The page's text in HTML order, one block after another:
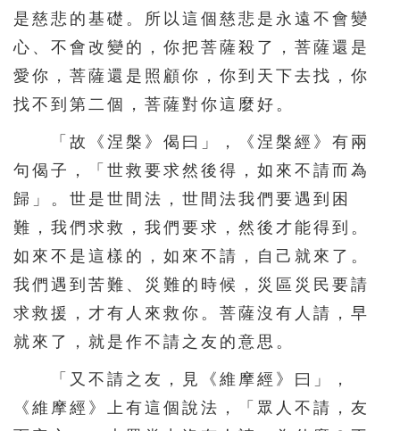
是慈悲的基礎。所以這個慈悲是永遠不會變
心、不會改變的，你把菩薩殺了，菩薩還是
愛你，菩薩還是照顧你，你到天下去找，你
找不到第二個，菩薩對你這麼好。
「故《涅槃》偈曰」，《涅槃經》有兩
句偈子，「世救要求然後得，如來不請而為
歸」。世是世間法，世間法我們要遇到困
難，我們求救，我們要求，然後才能得到。
如來不是這樣的，如來不請，自己就來了。
我們遇到苦難、災難的時候，災區災民要請
求救援，才有人來救你。菩薩沒有人請，早
就來了，就是作不請之友的意思。
「又不請之友，見《維摩經》曰」，
《維摩經》上有這個說法，「眾人不請，友